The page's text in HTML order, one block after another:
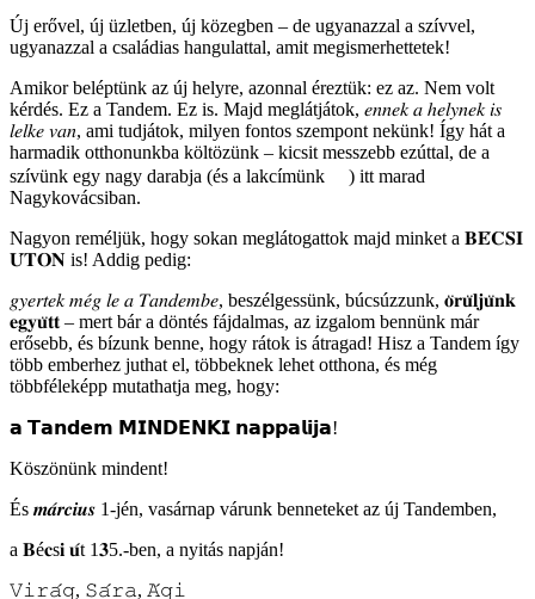
Új erővel, új üzletben, új közegben – de ugyanazzal a szívvel,
ugyanazzal a családias hangulattal, amit megismerhettetek!
Amikor beléptünk az új helyre, azonnal éreztük: ez az. Nem volt
kérdés. Ez a Tandem. Ez is. Majd meglátjátok, 𝑒𝑛𝑛𝑒𝑘 𝑎 ℎ𝑒𝑙𝑦𝑛𝑒𝑘 𝑖𝑠
𝑙𝑒𝑙𝑘𝑒 𝑣𝑎𝑛, ami tudjátok, milyen fontos szempont nekünk! Így hát a
harmadik otthonunkba költözünk – kicsit messzebb ezúttal, de a
szívünk egy nagy darabja (és a lakcímünk
) itt marad
Nagykovácsiban.
Nagyon reméljük, hogy sokan meglátogattok majd minket a 𝐁𝐄́𝐂𝐒𝐈
𝐔́𝐓𝐎𝐍 is! Addig pedig:
𝑔𝑦𝑒𝑟𝑡𝑒𝑘 𝑚𝑒́𝑔 𝑙𝑒 𝑎 𝑇𝑎𝑛𝑑𝑒𝑚𝑏𝑒, beszélgessünk, búcsúzzunk, 𝐨̈𝐫𝐮̈𝐥𝐣𝐮̈𝐧𝐤
𝐞𝐠𝐲𝐮̈𝐭𝐭 – mert bár a döntés fájdalmas, az izgalom bennünk már
erősebb, és bízunk benne, hogy rátok is átragad! Hisz a Tandem így
több emberhez juthat el, többeknek lehet otthona, és még
többféleképp mutathatja meg, hogy:
𝗮 𝗧𝗮𝗻𝗱𝗲𝗺 𝗠𝗜𝗡𝗗𝗘𝗡𝗞𝗜 𝗻𝗮𝗽𝗽𝗮𝗹𝗶𝗷𝗮!
Köszönünk mindent!
És 𝒎𝒂́𝒓𝒄𝒊𝒖𝒔 1-jén, vasárnap várunk benneteket az új Tandemben,
a 𝐁é𝐜s𝐢 𝐮́t 1𝟑5.-ben, a nyitás napján!
𝚅𝚒𝚛𝚊́𝚐, 𝚂𝚊́𝚛𝚊, 𝙰́𝚐𝚒